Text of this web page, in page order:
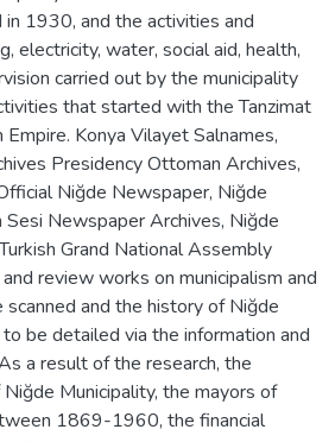
1930, and the activities and
electricity, water, social aid, health,
carried out by the municipality
that started with the Tanzimat
Konya Vilayet Salnames,
Presidency Ottoman Archives,
Niğde Newspaper, Niğde
Newspaper Archives, Niğde
Grand National Assembly
review works on municipalism and
and the history of Niğde
be detailed via the information and
a result of the research, the
Municipality, the mayors of
1869-1960, the financial